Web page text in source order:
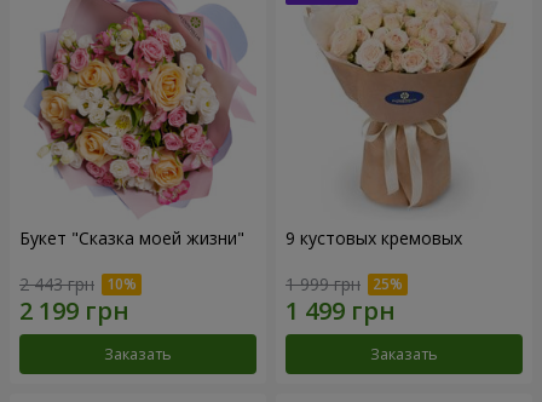
Букет "Сказка моей жизни"
2 443 грн
Заказать
9 кустовых кремовых
1 999 грн
Заказать